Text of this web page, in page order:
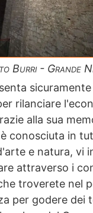
Burri - Grande
rilanciare
alla sua
conosciuta in
e natura, vi
attraverso i
troverete nel
per godere dei